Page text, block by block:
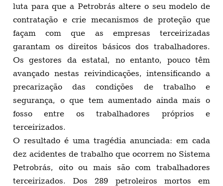
luta para que a Petrobrás altere o seu modelo de
contratação e crie mecanismos de proteção que
façam com que as empresas terceirizadas
garantam os direitos básicos dos trabalhadores.
Os gestores da estatal, no entanto, pouco têm
avançado nestas reivindicações, intensificando a
precarização das condições de trabalho e
segurança, o que tem aumentado ainda mais o
fosso entre os trabalhadores próprios e
terceirizados.
O resultado é uma tragédia anunciada: em cada
dez acidentes de trabalho que ocorrem no Sistema
Petrobrás, oito ou mais são com trabalhadores
terceirizados. Dos 289 petroleiros mortos em